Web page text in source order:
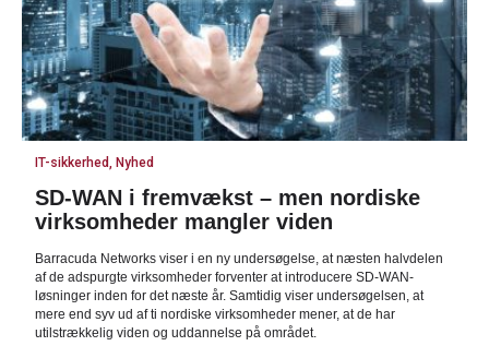
IT-sikkerhed, Nyhed
SD-WAN i fremvækst – men nordiske
virksomheder mangler viden
Barracuda Networks viser i en ny undersøgelse, at næsten halvdelen
af de adspurgte virksomheder forventer at introducere SD-WAN-
løsninger inden for det næste år. Samtidig viser undersøgelsen, at
mere end syv ud af ti nordiske virksomheder mener, at de har
utilstrækkelig viden og uddannelse på området.